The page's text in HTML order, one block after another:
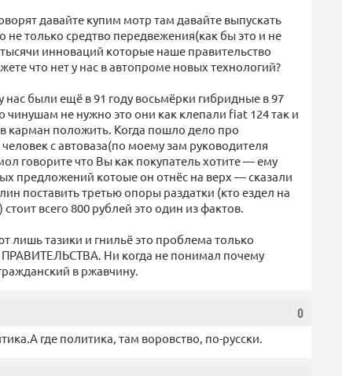
давайте купим мотр там давайте выпускать
только средтво передвежения(как бы это и не
инноваций которые наше правительство
что нет у нас в автопроме новых технологий?
были ещё в 91 году восьмёрки гибридные в 97
чинушам не нужно это они как клепали fiat 124 так и
карман положить. Когда пошло дело про
с автоваза(по моему зам руководителя
говорите что Вы как покупатель хотите — ему
предложений котоые он отнёс на верх — сказали
поставить третью опоры раздатки (кто ездел на
всего 800 рублей это один из фактов.
лишь тазики и гнильё это проблема только
Ни когда не понимал почему
в ржавчину.
0
где политика, там воровство, по-русски.